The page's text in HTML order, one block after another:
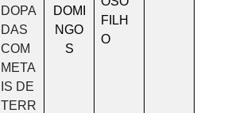
DOPA
DAS
COM
META
IS DE
TERR
DOMI
NGO
S
FILH
O